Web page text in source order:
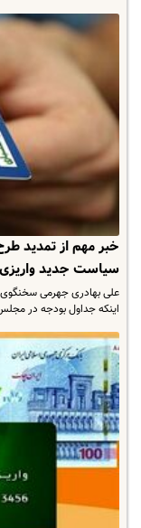
خبر مهم از تمدید
سیاست جدید
علی بهادری جهرمی
اینکه جداول بودجه در